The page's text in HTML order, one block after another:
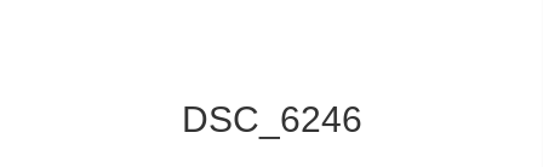
DSC_6246